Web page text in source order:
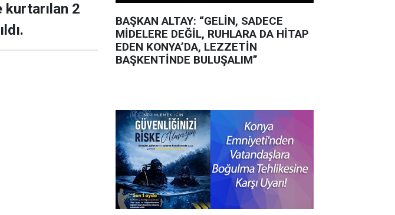
kurtarılan 2
BAŞKAN ALTAY: “GELİN, SADECE
MİDELERE DEĞİL, RUHLARA DA HİTAP
EDEN KONYA’DA, LEZZETİN
BAŞKENTİNDE BULUŞALIM”